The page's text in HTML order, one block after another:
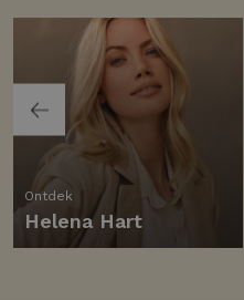
Ontdek
Helena Hart